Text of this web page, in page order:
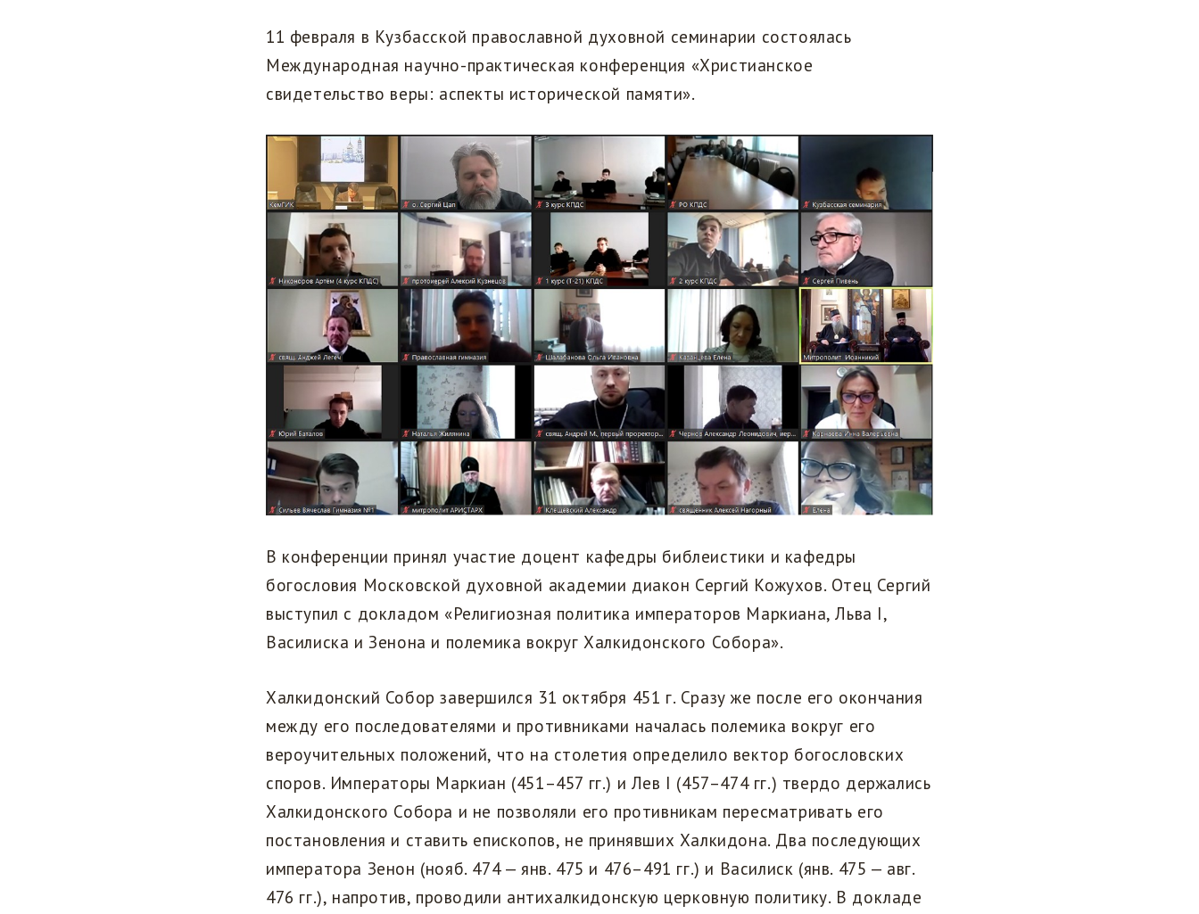
11 февраля в Кузбасской православной духовной семинарии состоялась
Международная научно-практическая конференция «Христианское
свидетельство веры: аспекты исторической памяти».
В конференции принял участие доцент кафедры библеистики и кафедры
богословия Московской духовной академии диакон Сергий Кожухов. Отец Сергий
выступил с докладом «Религиозная политика императоров Маркиана, Льва I,
Василиска и Зенона и полемика вокруг Халкидонского Собора».
Халкидонский Собор завершился 31 октября 451 г. Сразу же после его окончания
между его последователями и противниками началась полемика вокруг его
вероучительных положений, что на столетия определило вектор богословских
споров. Императоры Маркиан (451–457 гг.) и Лев I (457–474 гг.) твердо держались
Халкидонского Собора и не позволяли его противникам пересматривать его
постановления и ставить епископов, не принявших Халкидона. Два последующих
императора Зенон (нояб. 474 — янв. 475 и 476–491 гг.) и Василиск (янв. 475 — авг.
476 гг.), напротив, проводили антихалкидонскую церковную политику. В докладе